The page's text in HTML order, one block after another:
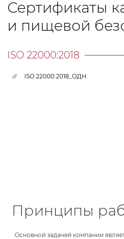
Сертификаты
и пищевой
ISO 22000:2018
ISO 22000:2018_ОДН
Принципы
Основной задачей компании